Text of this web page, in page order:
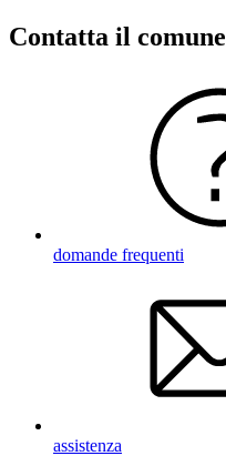
Contatta il comune
domande frequenti
assistenza